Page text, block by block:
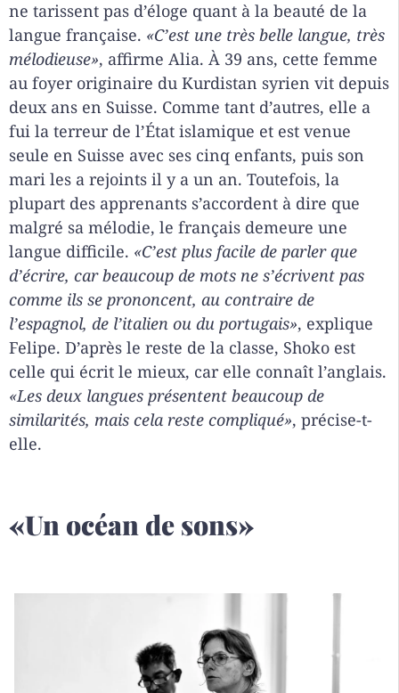
ne tarissent pas d’éloge quant à la beauté de la
langue française. «C’est une très belle langue, très
mélodieuse», affirme Alia. À 39 ans, cette femme
au foyer originaire du Kurdistan syrien vit depuis
deux ans en Suisse. Comme tant d’autres, elle a
fui la terreur de l’État islamique et est venue
seule en Suisse avec ses cinq enfants, puis son
mari les a rejoints il y a un an. Toutefois, la
plupart des apprenants s’accordent à dire que
malgré sa mélodie, le français demeure une
langue difficile. «C’est plus facile de parler que
d’écrire, car beaucoup de mots ne s’écrivent pas
comme ils se prononcent, au contraire de
l’espagnol, de l’italien ou du portugais», explique
Felipe. D’après le reste de la classe, Shoko est
celle qui écrit le mieux, car elle connaît l’anglais.
«Les deux langues présentent beaucoup de
similarités, mais cela reste compliqué», précise-t-
elle.
«Un océan de sons»